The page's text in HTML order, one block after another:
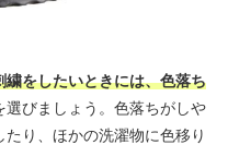
繍をしたいときには、色落ち
選びましょう。色落ちがしや
り、ほかの洗濯物に色移り